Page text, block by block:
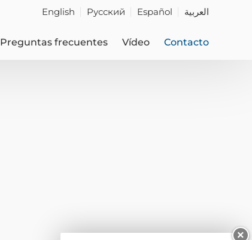
English Русский Español العربية
Preguntas frecuentes Vídeo Contacto
×